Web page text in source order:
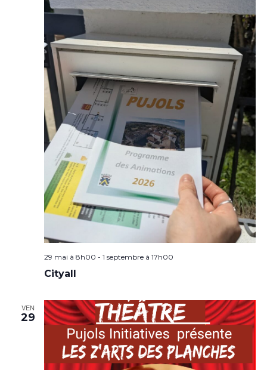
29 mai à 8h00 - 1 septembre à 17h00
Cityall
VEN
29